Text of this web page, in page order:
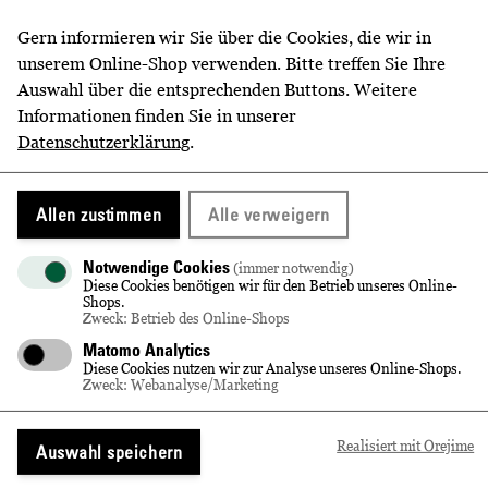
Gern informieren wir Sie über die Cookies, die wir in
unserem Online-Shop verwenden. Bitte treffen Sie Ihre
Auswahl über die entsprechenden Buttons. Weitere
Informationen finden Sie in unserer
Datenschutzerklärung
Allen zustimmen Alle verweigern
Notwendige Cookies (immer notwendig)
Diese Cookies benötigen wir für den Betrieb unseres Online-
Shops.
Zweck: Betrieb des Online-Shops
Matomo Analytics
Diese Cookies nutzen wir zur Analyse unseres Online-Shops.
Zweck: Webanalyse/Marketing
Auswahl speichern Realisiert mit Orejime
telefonisch unter
0351.8955-0
WEITERE INFORMATIONEN
Beginn 18:00 Uhr
Wir holen Sie im Gutsmarkt ab.
Dauer ca. 4 Stunden
DIESE ARTIKEL KÖNNTEN
IHNEN EVENTUELL AUCH
GEFALLEN!